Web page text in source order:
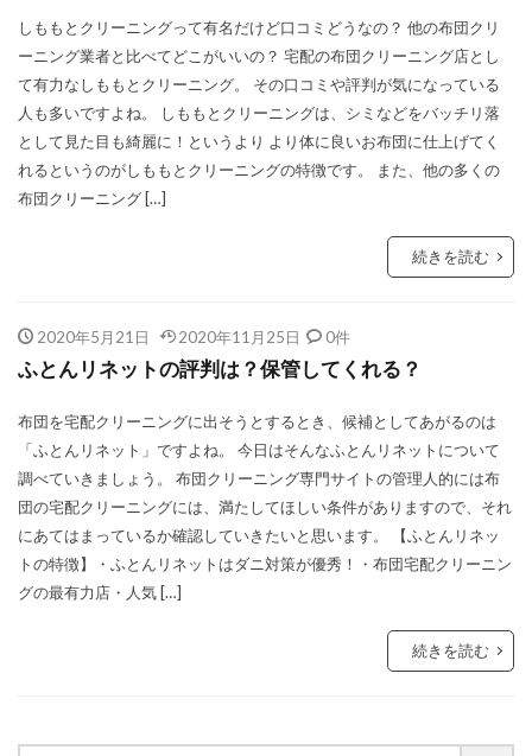
しももとクリーニングって有名だけど口コミどうなの？ 他の布団クリ
ーニング業者と比べてどこがいいの？ 宅配の布団クリーニング店とし
て有力なしももとクリーニング。 その口コミや評判が気になっている
人も多いですよね。 しももとクリーニングは、シミなどをバッチリ落
として見た目も綺麗に！というより より体に良いお布団に仕上げてく
れるというのがしももとクリーニングの特徴です。 また、他の多くの
布団クリーニング […]
続きを読む
2020年5月21日 2020年11月25日 0件
ふとんリネットの評判は？保管してくれる？
布団を宅配クリーニングに出そうとするとき、候補としてあがるのは
「ふとんリネット」ですよね。 今日はそんなふとんリネットについて
調べていきましょう。 布団クリーニング専門サイトの管理人的には布
団の宅配クリーニングには、満たしてほしい条件がありますので、それ
にあてはまっているか確認していきたいと思います。 【ふとんリネッ
トの特徴】・ふとんリネットはダニ対策が優秀！・布団宅配クリーニン
グの最有力店・人気 […]
続きを読む